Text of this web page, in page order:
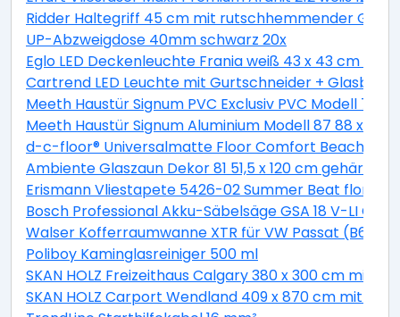
Ridder Haltegriff 45 cm mit rutschhemmender
UP-Abzweigdose 40mm schwarz 20x
Eglo LED Deckenleuchte Frania weiß 43 x 43 cm
Cartrend LED Leuchte mit Gurtschneider +
Meeth Haustür Signum PVC Exclusiv PVC Modell 70
Meeth Haustür Signum Aluminium Modell 87 88 x 200
d-c-floor® Universalmatte Floor Comfort
Ambiente Glaszaun Dekor 81 51,5 x 120 cm
Erismann Vliestapete 5426-02 Summer Beat floral
Bosch Professional Akku-Säbelsäge GSA 18 V-LI C
Walser Kofferraumwanne XTR für VW Passat (B6)
Poliboy Kaminglasreiniger 500 ml
SKAN HOLZ Freizeithaus Calgary 380 x 300 cm mit 2.
SKAN HOLZ Carport Wendland 409 x 870 cm mit